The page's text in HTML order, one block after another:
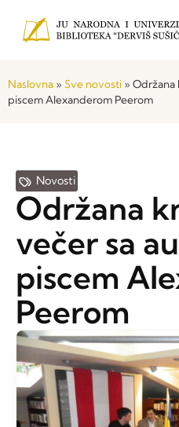
Naslovna » Sve novosti » Održana
piscem Alexanderom Peerom
Novosti
Održana
večer sa
piscem
Peerom